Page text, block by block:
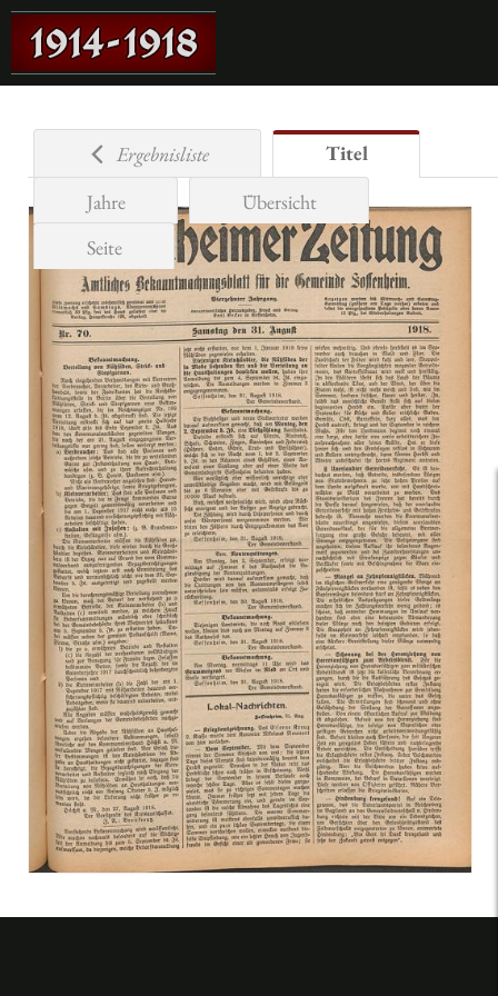
Ergebnisliste
Titel
Jahre
Übersicht
Seite